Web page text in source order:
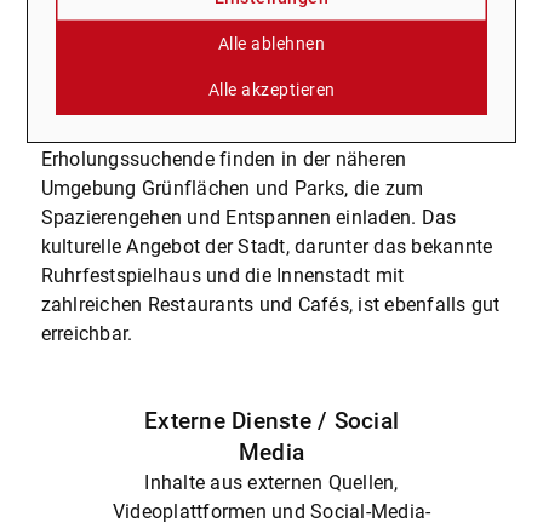
umliegenden Städte des Ruhrgebiets. Autofahrer
profitieren von der Nähe zur A2 und weiteren
in Richtung Dortmund, Essen oder Münster
Erholungssuchende finden in der näheren
Umgebung Grünflächen und Parks, die zum
Spazierengehen und Entspannen einladen. Das
kulturelle Angebot der Stadt, darunter das bekannte
Ruhrfestspielhaus und die Innenstadt mit
zahlreichen Restaurants und Cafés, ist ebenfalls gut
erreichbar.
Externe Dienste / Social
Media
Inhalte aus externen Quellen,
Videoplattformen und Social-Media-
Alle ablehnen
Alle akzeptieren